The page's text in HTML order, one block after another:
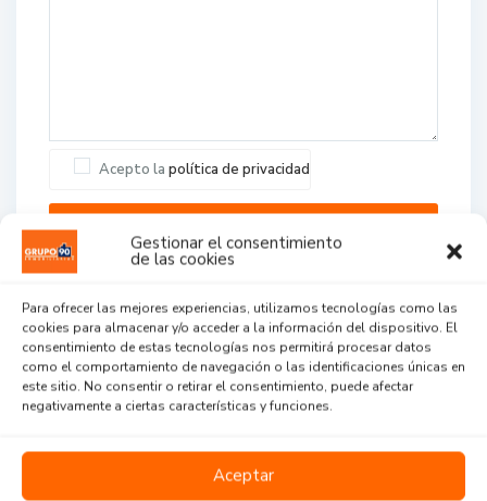
Gestionar el consentimiento
de las cookies
Para ofrecer las mejores experiencias, utilizamos tecnologías como las
cookies para almacenar y/o acceder a la información del dispositivo. El
consentimiento de estas tecnologías nos permitirá procesar datos
como el comportamiento de navegación o las identificaciones únicas en
este sitio. No consentir o retirar el consentimiento, puede afectar
negativamente a ciertas características y funciones.
Aceptar
Acepto la política de privacidad
Agent Reviews